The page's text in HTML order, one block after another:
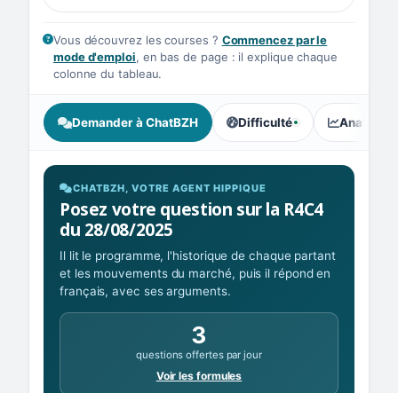
Vous découvrez les courses ? Commencez par le
mode d'emploi, en bas de page : il explique chaque
colonne du tableau.
Demander à ChatBZH Difficulté
, tendance des parieurs :
Analyse
CHATBZH, VOTRE AGENT HIPPIQUE
Posez votre question sur la R4C4
du 28/08/2025
Il lit le programme, l'historique de chaque partant
et les mouvements du marché, puis il répond en
français, avec ses arguments.
3
questions offertes par jour
Voir les formules